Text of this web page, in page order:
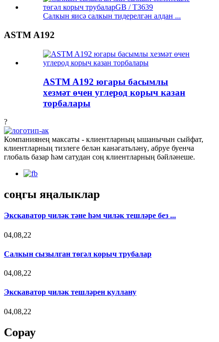
Салкын яисә салкын тидерелгән алдан ...
ASTM A192
ASTM A192 югары басымлы
хезмәт өчен углерод корыч казан
торбалары
?
Компаниянең максаты - клиентларның ышанычын сыйфат,
клиентларның тизлеге белән канәгатьләнү, абруе буенча
глобаль базар һәм сатудан соң клиентларның бәйләнеше.
соңгы яңалыклар
Экскаватор чиләк тәне һәм чиләк тешләре без ...
04,08,22
Салкын сызылган төгәл корыч трубалар
04,08,22
Экскаватор чиләк тешләрен куллану
04,08,22
Сорау